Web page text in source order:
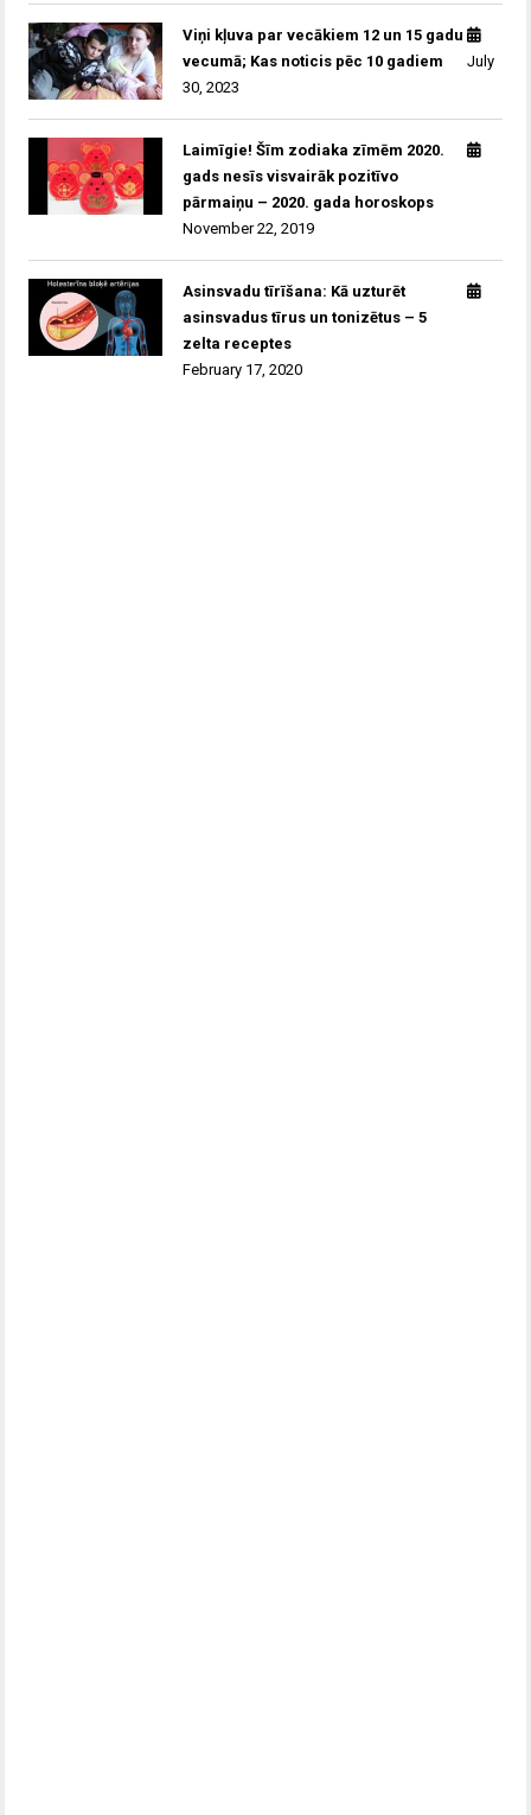
Viņi kļuva par vecākiem 12 un 15 gadu
vecumā; Kas noticis pēc 10 gadiem
July
30, 2023
Laimīgie! Šīm zodiaka zīmēm 2020.
gads nesīs visvairāk pozitīvo
pārmaiņu – 2020. gada horoskops
November 22, 2019
Asinsvadu tīrīšana: Kā uzturēt
asinsvadus tīrus un tonizētus – 5
zelta receptes
February 17, 2020